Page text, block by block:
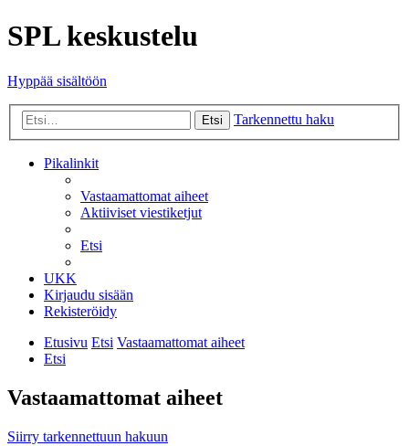
SPL keskustelu
Hyppää sisältöön
Etsi Tarkennettu haku
Pikalinkit
Vastaamattomat aiheet
Aktiiviset viestiketjut
Etsi
UKK
Kirjaudu sisään
Rekisteröidy
Etusivu Etsi Vastaamattomat aiheet
Etsi
Vastaamattomat aiheet
Siirry tarkennettuun hakuun